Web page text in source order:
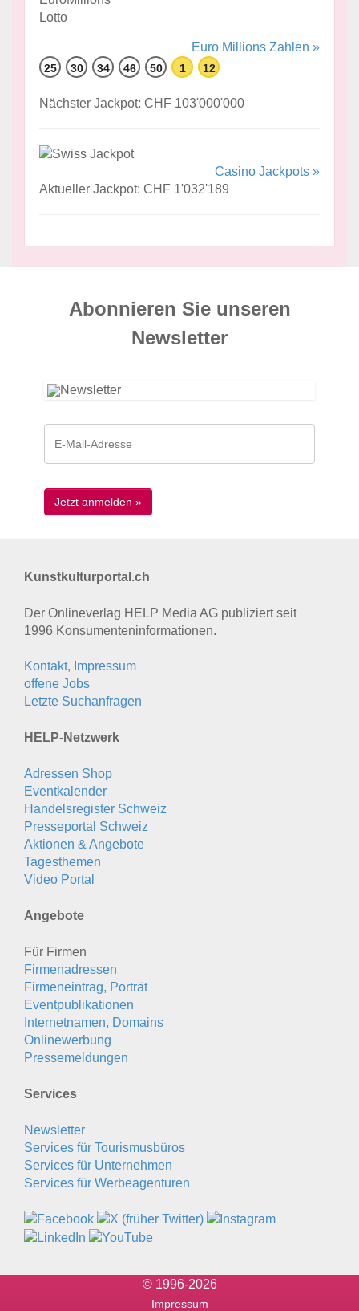
Euro Millions Zahlen »
25 30 34 46 50 1 12
Nächster Jackpot: CHF 103'000'000
Casino Jackpots »
Aktueller Jackpot: CHF 1'032'189
Abonnieren Sie unseren
News­letter
Kunstkulturportal.ch
Der Onlineverlag HELP Media AG publiziert seit
1996 Konsumenten­informationen.
Kontakt, Impressum
offene Jobs
Letzte Suchanfragen
HELP-Netzwerk
Adressen Shop
Eventkalender
Handelsregister Schweiz
Presseportal Schweiz
Aktionen & Angebote
Tagesthemen
Video Portal
Angebote
Für Firmen
Firmenadressen
Firmeneintrag, Porträt
Eventpublikationen
Internetnamen, Domains
Onlinewerbung
Pressemeldungen
Services
Newsletter
Services für Tourismusbüros
Services für Unternehmen
Services für Werbeagenturen
© 1996-2026
Impressum